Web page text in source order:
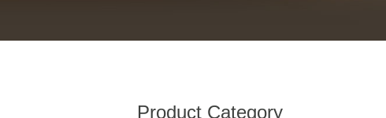
Product Category